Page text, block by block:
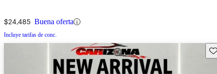
$24,485 Buena oferta
Incluye tarifas de conc.